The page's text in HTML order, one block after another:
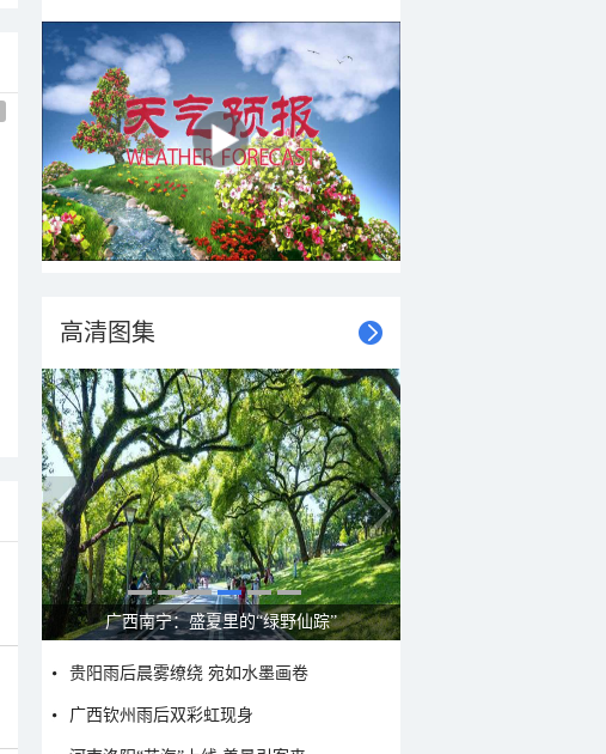
高清图集
呼伦贝尔草原 藏着最治愈的蓝天白云
贵阳雨后晨雾缭绕 宛如水墨画卷
广西钦州雨后双彩虹现身